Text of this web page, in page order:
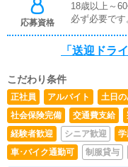
応募資格
18歳以上～
必ず必要で
「送迎ドラ
こだわり条件
正社員 アルバイト 土日
社会保険完備
交通費支給
経験者歓迎
シニア歓迎 学
車･バイク通勤可
制服貸与